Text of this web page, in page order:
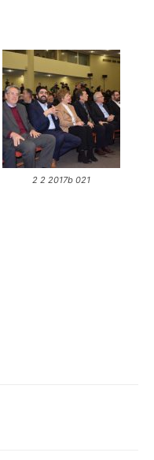
2 2 2017b 021